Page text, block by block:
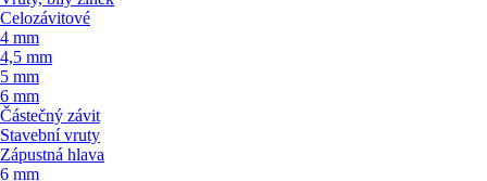
Celozávitové
4 mm
4,5 mm
5 mm
6 mm
Částečný závit
Stavební vruty
Zápustná hlava
6 mm